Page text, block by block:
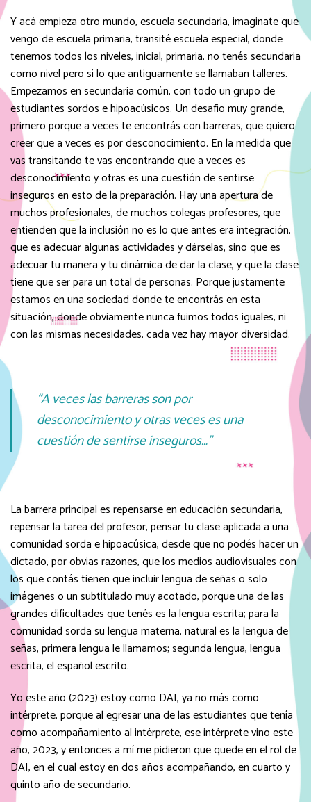
Y acá empieza otro mundo, escuela secundaria, imaginate que
vengo de escuela primaria, transité escuela especial, donde
tenemos todos los niveles, inicial, primaria, no tenés secundaria
como nivel pero sí lo que antiguamente se llamaban talleres.
Empezamos en secundaria común, con todo un grupo de
estudiantes sordos e hipoacúsicos. Un desafío muy grande,
primero porque a veces te encontrás con barreras, que quiero
creer que a veces es por desconocimiento. En la medida que
vas transitando te vas encontrando que a veces es
desconocimiento y otras es una cuestión de sentirse
inseguros en esto de la preparación. Hay una apertura de
muchos profesionales, de muchos colegas profesores, que
entienden que la inclusión no es lo que antes era integración,
que es adecuar algunas actividades y dárselas, sino que es
adecuar tu manera y tu dinámica de dar la clase, y que la clase
tiene que ser para un total de personas. Porque justamente
estamos en una sociedad donde te encontrás en esta
situación, donde obviamente nunca fuimos todos iguales, ni
con las mismas necesidades, cada vez hay mayor diversidad.
“A veces las barreras son por
desconocimiento y otras veces es una
cuestión de sentirse inseguros…”
La barrera principal es repensarse en educación secundaria,
repensar la tarea del profesor, pensar tu clase aplicada a una
comunidad sorda e hipoacúsica, desde que no podés hacer un
dictado, por obvias razones, que los medios audiovisuales con
los que contás tienen que incluir lengua de señas o solo
imágenes o un subtitulado muy acotado, porque una de las
grandes dificultades que tenés es la lengua escrita; para la
comunidad sorda su lengua materna, natural es la lengua de
señas, primera lengua le llamamos; segunda lengua, lengua
escrita, el español escrito.
Yo este año (2023) estoy como DAI, ya no más como
intérprete, porque al egresar una de las estudiantes que tenía
como acompañamiento al intérprete, ese intérprete vino este
año, 2023, y entonces a mí me pidieron que quede en el rol de
DAI, en el cual estoy en dos años acompañando, en cuarto y
quinto año de secundario.